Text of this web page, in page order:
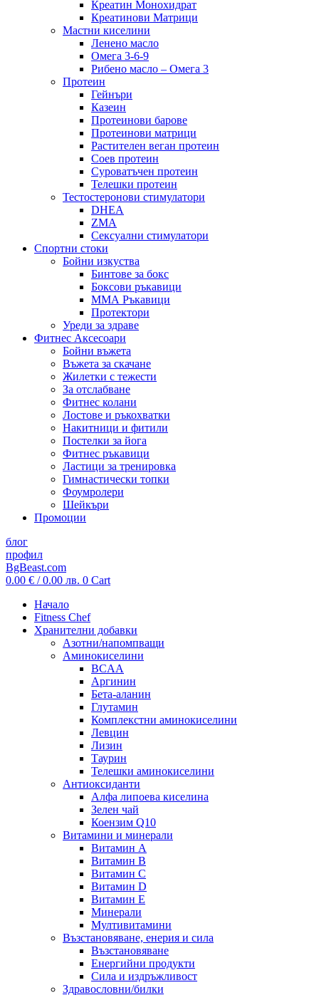
Креатин Монохидрат
Креатинови Матрици
Мастни киселини
Ленено масло
Омега 3-6-9
Рибено масло – Омега 3
Протеин
Гейнъри
Казеин
Протеинови барове
Протеинови матрици
Растителен веган протеин
Соев протеин
Суроватъчен протеин
Телешки протеин
Тестостеронови стимулатори
DHEA
ZMA
Сексуални стимулатори
Спортни стоки
Бойни изкуства
Бинтове за бокс
Боксови ръкавици
ММА Ръкавици
Протектори
Уреди за здраве
Фитнес Аксесоари
Бойни въжета
Въжета за скачане
Жилетки с тежести
За отслабване
Фитнес колани
Лостове и ръкохватки
Накитници и фитили
Постелки за йога
Фитнес ръкавици
Ластици за тренировка
Гимнастически топки
Фоумролери
Шейкъри
Промоции
блог
профил
BgBeast.com
0.00 € / 0.00 лв. 0 Cart
Начало
Fitness Chef
Хранителни добавки
Азотни/напомпващи
Аминокиселини
BCAA
Аргинин
Бета-аланин
Глутамин
Комплекстни аминокиселини
Левцин
Лизин
Таурин
Телешки аминокиселини
Антиоксиданти
Алфа липоева киселина
Зелен чай
Коензим Q10
Витамини и минерали
Витамин А
Витамин B
Витамин C
Витамин D
Витамин E
Минерали
Мултивитамини
Възстановяване, енерия и сила
Възстановяване
Енергийни продукти
Сила и издръжливост
Здравословни/билки